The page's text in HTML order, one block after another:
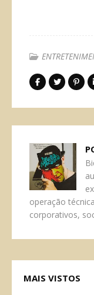
operação
corporativos,
MAIS VISTOS